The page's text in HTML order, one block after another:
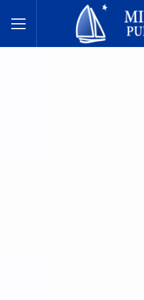
Toggle Menu
明尼通卡公立学校